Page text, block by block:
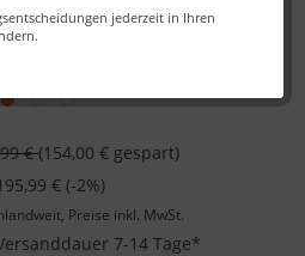
jederzeit in Ihren
€(154,00 € gespart)
€ (-2%)
Preise inkl. MwSt.
7-14 Tage*